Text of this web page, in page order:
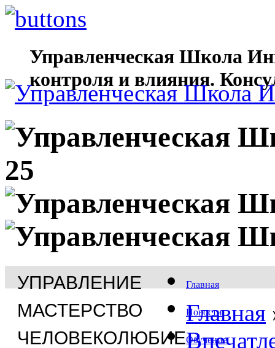
Управленческая Школа
контроля и влияния.
25
УПРАВЛЕНИЕ
МАСТЕРСТВО
ЧЕЛОВЕКОЛЮБИЕ
Главная
Новости
Обучение
Главная